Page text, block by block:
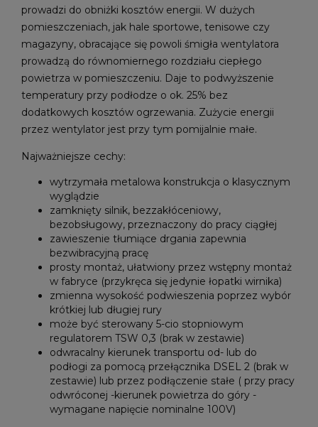
prowadzi do obniżki kosztów energii. W dużych
pomieszczeniach, jak hale sportowe, tenisowe czy
magazyny, obracające się powoli śmigła wentylatora
prowadzą do równomiernego rozdziału ciepłego
powietrza w pomieszczeniu. Daje to podwyższenie
temperatury przy podłodze o ok. 25% bez
dodatkowych kosztów ogrzewania. Zużycie energii
przez wentylator jest przy tym pomijalnie małe.
Najważniejsze cechy:
wytrzymała metalowa konstrukcja o klasycznym
wyglądzie
zamknięty silnik, bezzakłóceniowy,
bezobsługowy, przeznaczony do pracy ciągłej
zawieszenie tłumiące drgania zapewnia
bezwibracyjną pracę
prosty montaż, ułatwiony przez wstępny montaż
w fabryce (przykręca się jedynie łopatki wirnika)
zmienna wysokość podwieszenia poprzez wybór
krótkiej lub długiej rury
może być sterowany 5-cio stopniowym
regulatorem TSW 0,3 (brak w zestawie)
odwracalny kierunek transportu od- lub do
podłogi za pomocą przełącznika DSEL 2 (brak w
zestawie) lub przez podłączenie stałe ( przy pracy
odwróconej -kierunek powietrza do góry -
wymagane napięcie nominalne 100V)